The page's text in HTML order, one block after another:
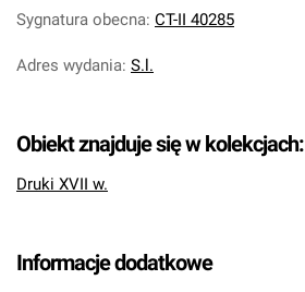
Sygnatura obecna: CT-II 40285
Adres wydania: S.l.
Obiekt znajduje się w kolekcjach:
Druki XVII w.
Informacje dodatkowe